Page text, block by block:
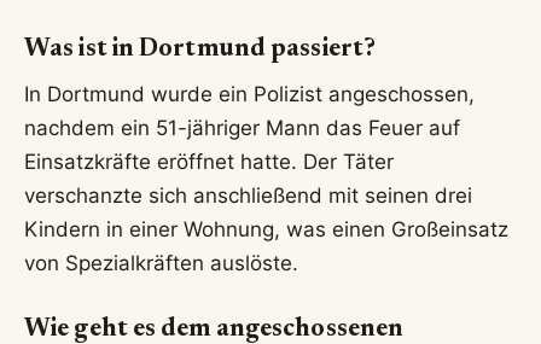
Was ist in Dortmund passiert?
In Dortmund wurde ein Polizist angeschossen,
nachdem ein 51-jähriger Mann das Feuer auf
Einsatzkräfte eröffnet hatte. Der Täter
verschanzte sich anschließend mit seinen drei
Kindern in einer Wohnung, was einen Großeinsatz
von Spezialkräften auslöste.
Wie geht es dem angeschossenen